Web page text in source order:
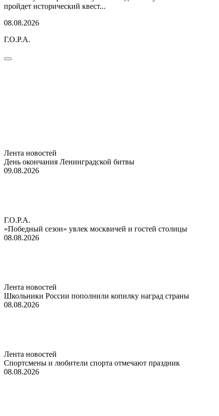
пройдет исторический квест...
08.08.2026
Г.О.Р.А.
Лента новостей
День окончания Ленинградской битвы
09.08.2026
Г.О.Р.А.
«Победный сезон» увлек москвичей и гостей столицы
08.08.2026
Лента новостей
Школьники России пополнили копилку наград страны
08.08.2026
Лента новостей
Спортсмены и любители спорта отмечают праздник
08.08.2026